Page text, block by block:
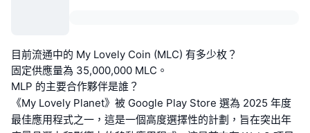
目前流通中的 My Lovely Coin (MLC) 有多少枚？
固定供應量為 35,000,000 MLC。
MLP 的主要合作夥伴是誰？
《My Lovely Planet》被 Google Play Store 選為 2025 年度
最佳應用程式之一，這是一個高度選擇性的計劃，旨在突出年